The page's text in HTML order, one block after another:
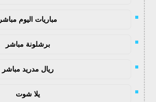
مباريات اليوم مباشر
برشلونة مباشر
ريال مدريد مباشر
يلا شوت